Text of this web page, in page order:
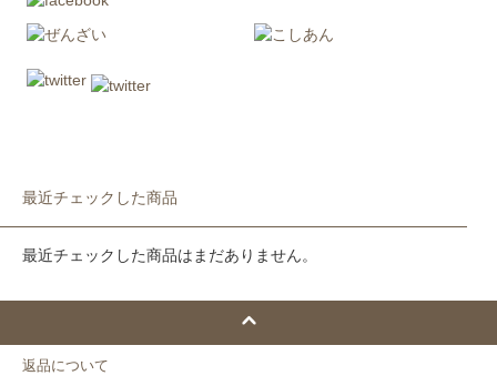
最近チェックした商品
最近チェックした商品はまだありません。
返品について